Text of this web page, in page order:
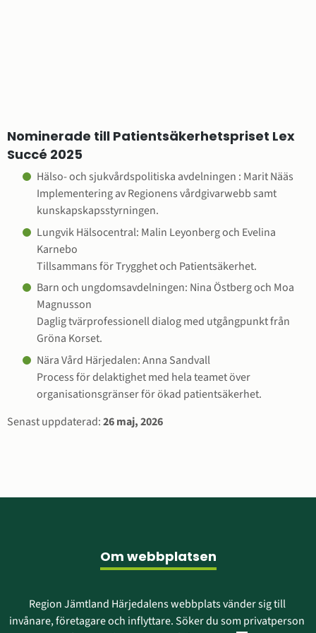
Nominerade till Patientsäkerhetspriset Lex
Succé 2025
Hälso- och sjukvårdspolitiska avdelningen : Marit Nääs
Implementering av Regionens vårdgivarwebb samt
kunskapskapsstyrningen.
Lungvik Hälsocentral: Malin Leyonberg och Evelina
Karnebo
Tillsammans för Trygghet och Patientsäkerhet.
Barn och ungdomsavdelningen: Nina Östberg och Moa
Magnusson
Daglig tvärprofessionell dialog med utgångpunkt från
Gröna Korset.
Nära Vård Härjedalen: Anna Sandvall
Process för delaktighet med hela teamet över
organisationsgränser för ökad patientsäkerhet.
Sidinformation
Senast uppdaterad:26 maj, 2026
Om webbplatsen
Region Jämtland Härjedalens webbplats vänder sig till
invånare, företagare och inflyttare. Söker du som privatperson